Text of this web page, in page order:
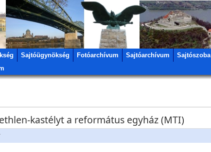
Sajtóügynökség Fotóarchívum Sajtóarchívum
Sajtószoba
kastélyt a református egyház (MTI)